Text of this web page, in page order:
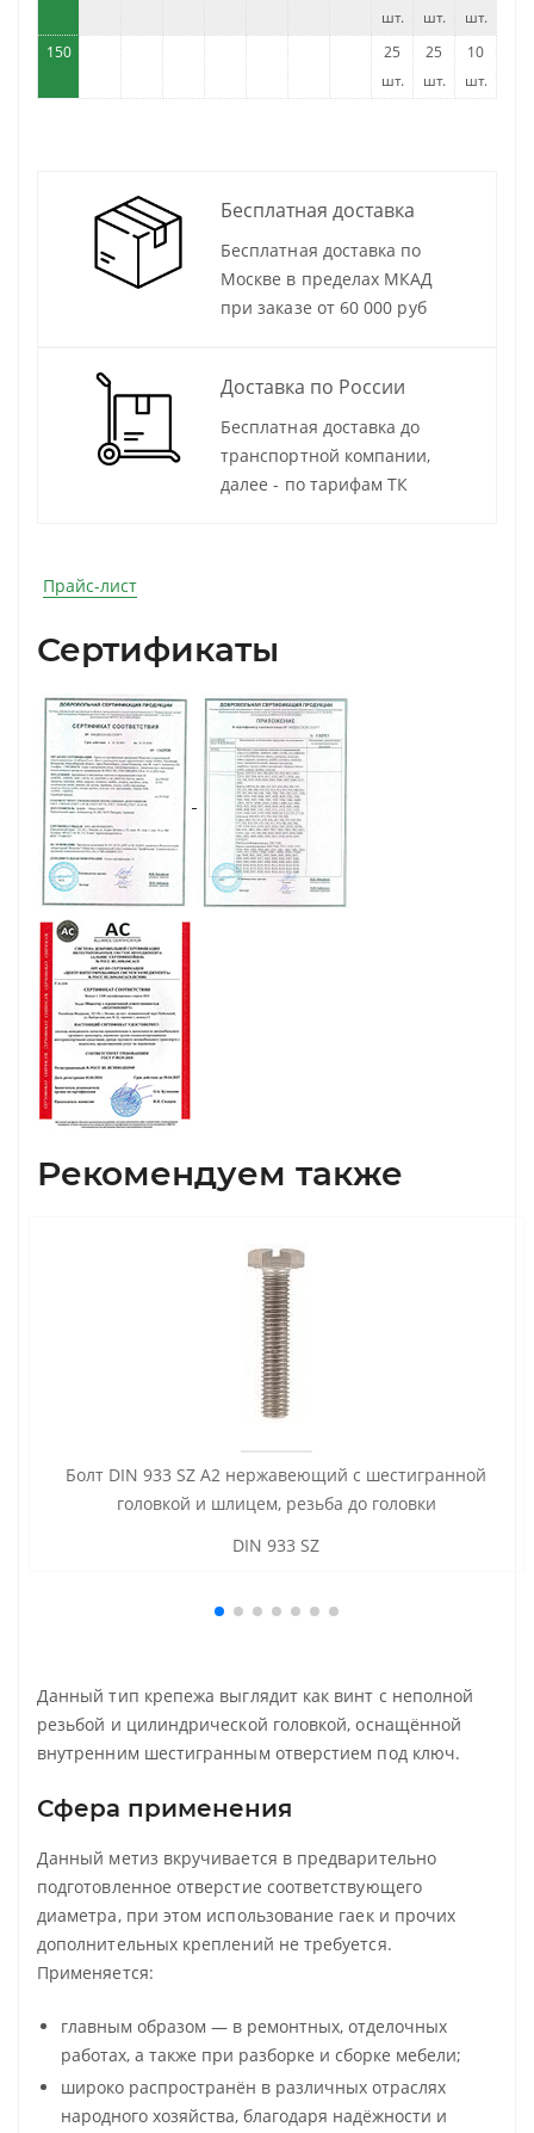
шт.
шт.
шт.
150
25
шт.
25
шт.
10
шт.
Бесплатная доставка
Бесплатная доставка по
Москве в пределах МКАД
при заказе от 60 000 руб
Доставка по России
Бесплатная доставка до
транспортной компании,
далее - по тарифам ТК
Прайс-лист
Сертификаты
Рекомендуем также
Болт DIN 933 SZ А2 нержавеющий с шестигранной
головкой и шлицем, резьба до головки
DIN 933 SZ
Данный тип крепежа выглядит как винт с неполной
резьбой и цилиндрической головкой, оснащённой
внутренним шестигранным отверстием под ключ.
Сфера применения
Данный метиз вкручивается в предварительно
подготовленное отверстие соответствующего
диаметра, при этом использование гаек и прочих
дополнительных креплений не требуется.
Применяется:
главным образом — в ремонтных, отделочных
работах, а также при разборке и сборке мебели;
широко распространён в различных отраслях
народного хозяйства, благодаря надёжности и